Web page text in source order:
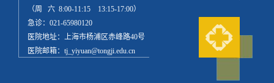
（周 六 8:00-11:15 13:15-17:00）
急诊：021-65980120
医院地址：上海市杨浦区赤峰路40号
医院邮箱：tj_yiyuan@tongji.edu.cn